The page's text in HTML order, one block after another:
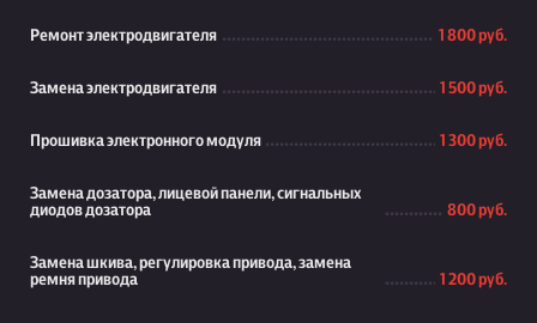
Ремонт электродвигателя 1 800 руб.
Замена электродвигателя 1 500 руб.
Прошивка электронного модуля 1 300 руб.
Замена дозатора, лицевой панели, сигнальных
диодов дозатора
800 руб.
Замена шкива, регулировка привода, замена
ремня привода
1 200 руб.